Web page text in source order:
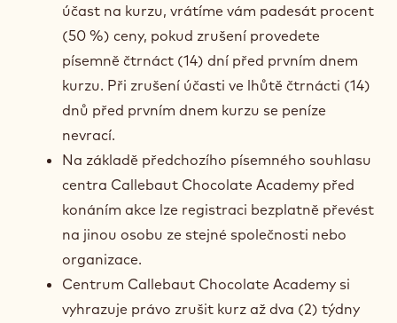
účast na kurzu, vrátíme vám padesát procent
(50 %) ceny, pokud zrušení provedete
písemně čtrnáct (14) dní před prvním dnem
kurzu. Při zrušení účasti ve lhůtě čtrnácti (14)
dnů před prvním dnem kurzu se peníze
nevrací.
Na základě předchozího písemného souhlasu
centra Callebaut Chocolate Academy před
konáním akce lze registraci bezplatně převést
na jinou osobu ze stejné společnosti nebo
organizace.
Centrum Callebaut Chocolate Academy si
vyhrazuje právo zrušit kurz až dva (2) týdny